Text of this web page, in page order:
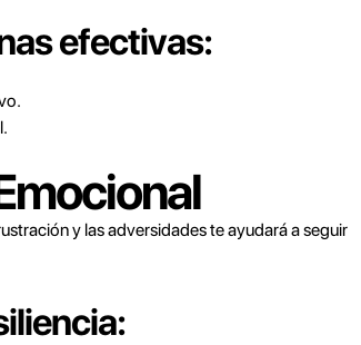
efectivas:
y las adversidades te ayudará a seguir